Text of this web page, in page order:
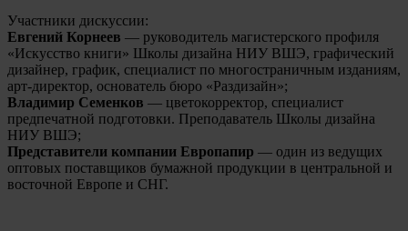
Участники дискуссии:
Евгений Корнеев — руководитель магистерского профиля
«Искусство книги» Школы дизайна НИУ ВШЭ, графический
дизайнер, график, специалист по многостраничным изданиям,
арт-директор, основатель бюро «Раздизайн»;
Владимир Семенков — цветокорректор, специалист
предпечатной подготовки. Преподаватель Школы дизайна
НИУ ВШЭ;
Представители компании Европапир — один из ведущих
оптовых поставщиков бумажной продукции в центральной и
восточной Европе и СНГ.